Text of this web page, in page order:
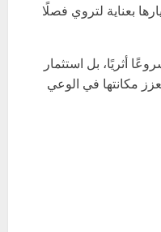
بعناية لتروي فصلًا
أثريًا، بل استثمار
مكانتها في الوعي